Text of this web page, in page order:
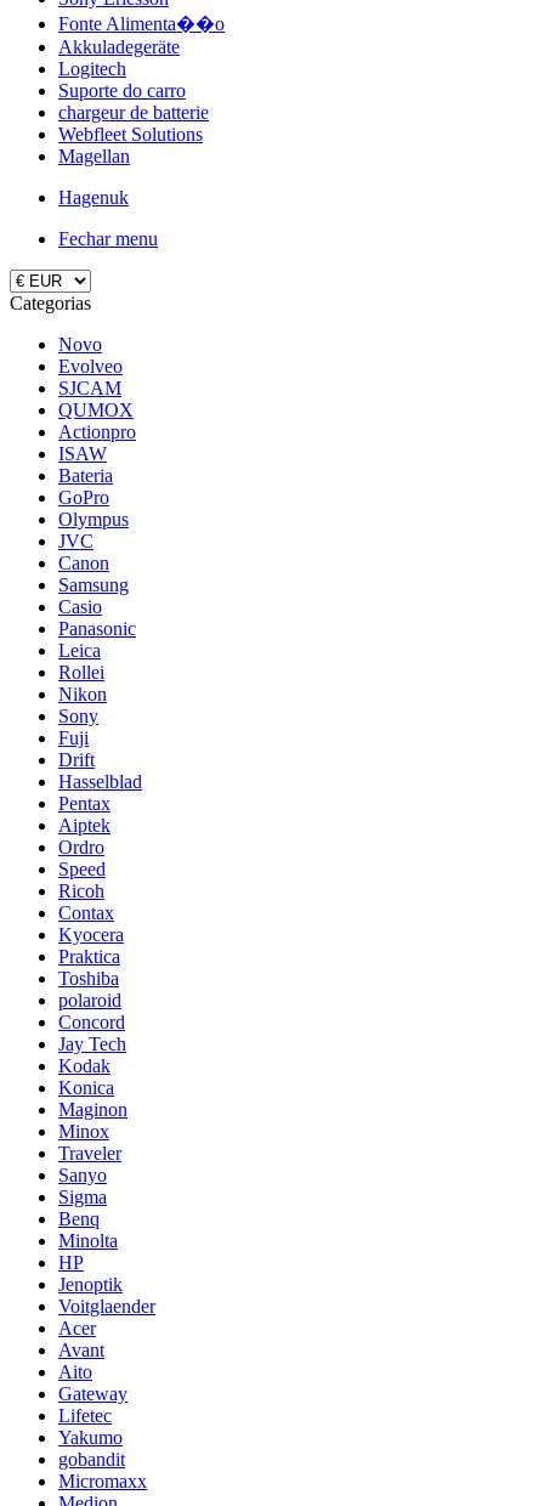
Fonte Alimenta��o
Akkuladegeräte
Logitech
Suporte do carro
chargeur de batterie
Webfleet Solutions
Magellan
Hagenuk
Fechar menu
Categorias
Novo
Evolveo
SJCAM
QUMOX
Actionpro
ISAW
Bateria
GoPro
Olympus
JVC
Canon
Samsung
Casio
Panasonic
Leica
Rollei
Nikon
Sony
Fuji
Drift
Hasselblad
Pentax
Aiptek
Ordro
Speed
Ricoh
Contax
Kyocera
Praktica
Toshiba
polaroid
Concord
Jay Tech
Kodak
Konica
Maginon
Minox
Traveler
Sanyo
Sigma
Benq
Minolta
HP
Jenoptik
Voitglaender
Acer
Avant
Aito
Gateway
Lifetec
Yakumo
gobandit
Micromaxx